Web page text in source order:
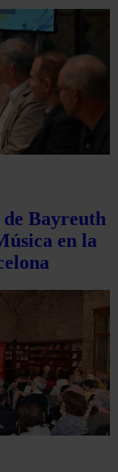
Bayreuth
en la